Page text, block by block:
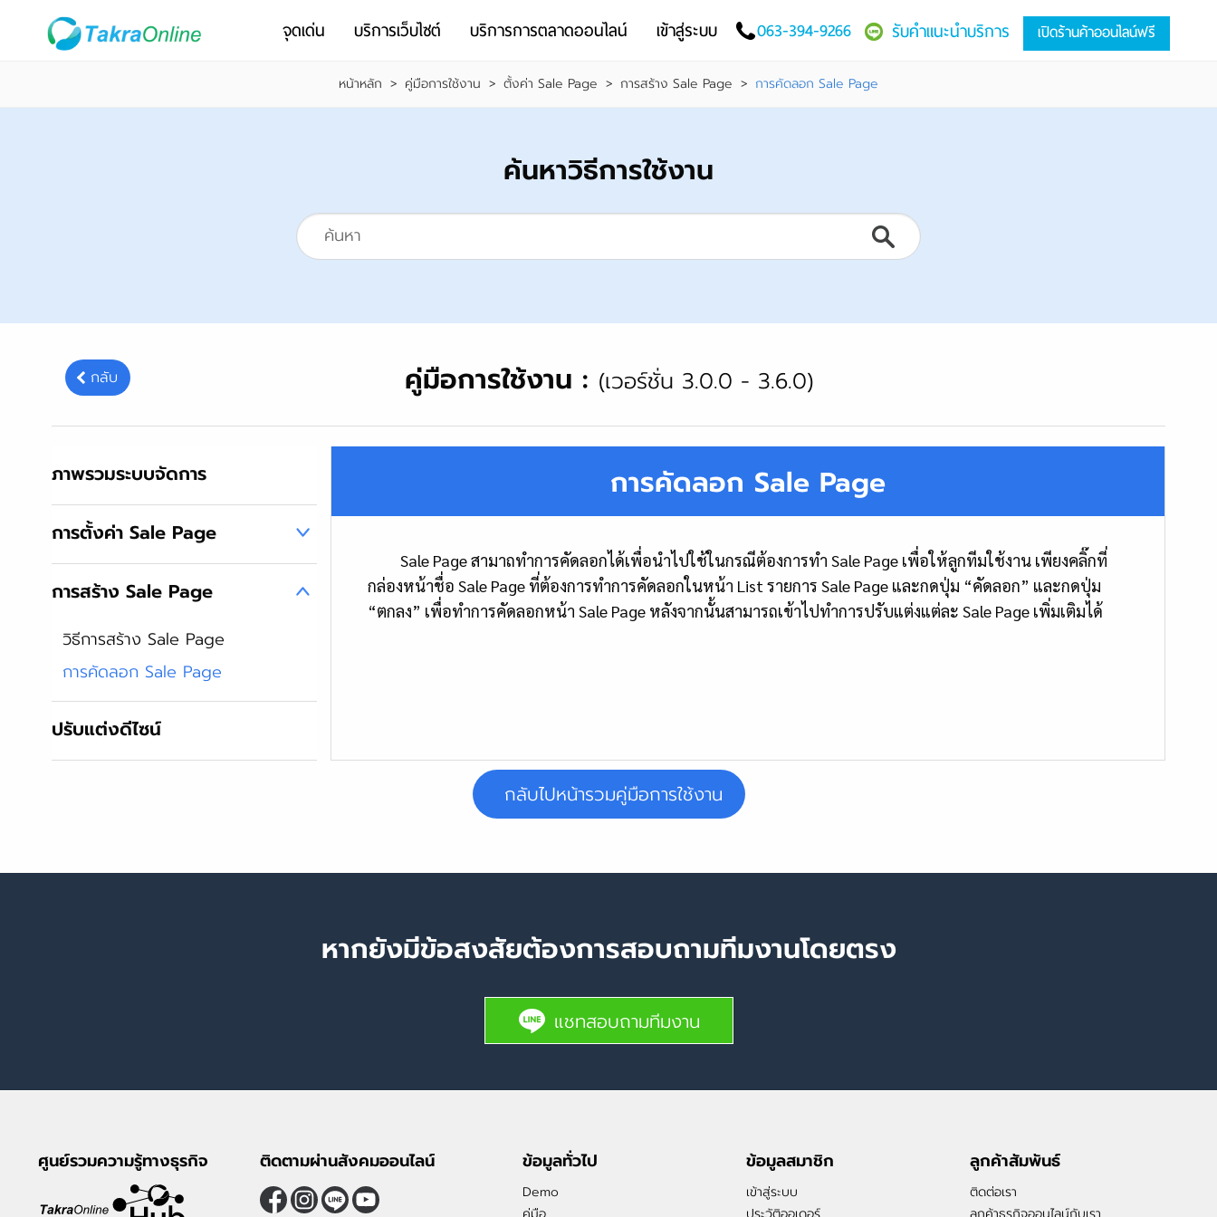
เปิดร้านค้าออนไลน์ฟรี
รับคำแนะนำบริการ
063-394-9266
จุดเด่น บริการเว็บไซต์ บริการการตลาดออนไลน์ เข้าสู่ระบบ
หน้าหลัก > คู่มือการใช้งาน > ตั้งค่า Sale Page > การสร้าง Sale Page > การคัดลอก Sale Page
ค้นหาวิธีการใช้งาน
กลับ คู่มือการใช้งาน : (เวอร์ชั่น 3.0.0 - 3.6.0)
ภาพรวมระบบจัดการ
การตั้งค่า Sale Page
การสร้าง Sale Page
วิธีการสร้าง Sale Page
การคัดลอก Sale Page
ปรับแต่งดีไซน์
การคัดลอก Sale Page
Sale Page สามาถทำการคัดลอกได้เพื่อนำไปใช้ในกรณีต้องการทำ Sale Page เพื่อให้ลูกทีมใช้งาน เพียงคลิ๊กที่
กล่องหน้าชื่อ Sale Page ที่ต้องการทำการคัดลอกในหน้า List รายการ Sale Page และกดปุ่ม “คัดลอก” และกดปุ่ม
“ตกลง” เพื่อทำการคัดลอกหน้า Sale Page หลังจากนั้นสามารถเข้าไปทำการปรับแต่งแต่ละ Sale Page เพิ่มเติมได้
กลับไปหน้ารวมคู่มือการใช้งาน
หากยังมีข้อสงสัยต้องการสอบถามทีมงานโดยตรง
แชทสอบถามทีมงาน
ศูนย์รวมความรู้ทางธุรกิจ ติดตามผ่านสังคมออนไลน์ ข้อมูลทั่วไป
Demo
ข้อมูลสมาชิก
เข้าสู่ระบบ
ลูกค้าสัมพันธ์
ติดต่อเรา